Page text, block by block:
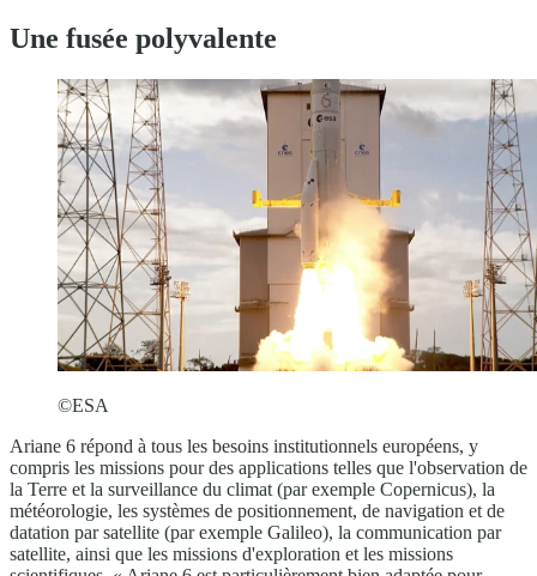
Une fusée polyvalente
©ESA
Ariane 6 répond à tous les besoins institutionnels européens, y
compris les missions pour des applications telles que l'observation de
la Terre et la surveillance du climat (par exemple Copernicus), la
météorologie, les systèmes de positionnement, de navigation et de
datation par satellite (par exemple Galileo), la communication par
satellite, ainsi que les missions d'exploration et les missions